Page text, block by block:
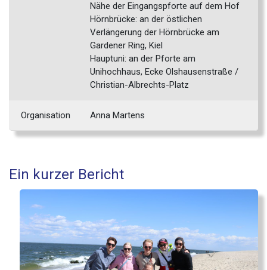
Nähe der Eingangspforte auf dem Hof
Hörnbrücke: an der östlichen
Verlängerung der Hörnbrücke am
Gardener Ring, Kiel
Hauptuni: an der Pforte am
Unihochhaus, Ecke Olshausenstraße /
Christian-Albrechts-Platz
Organisation Anna Martens
Ein kurzer Bericht